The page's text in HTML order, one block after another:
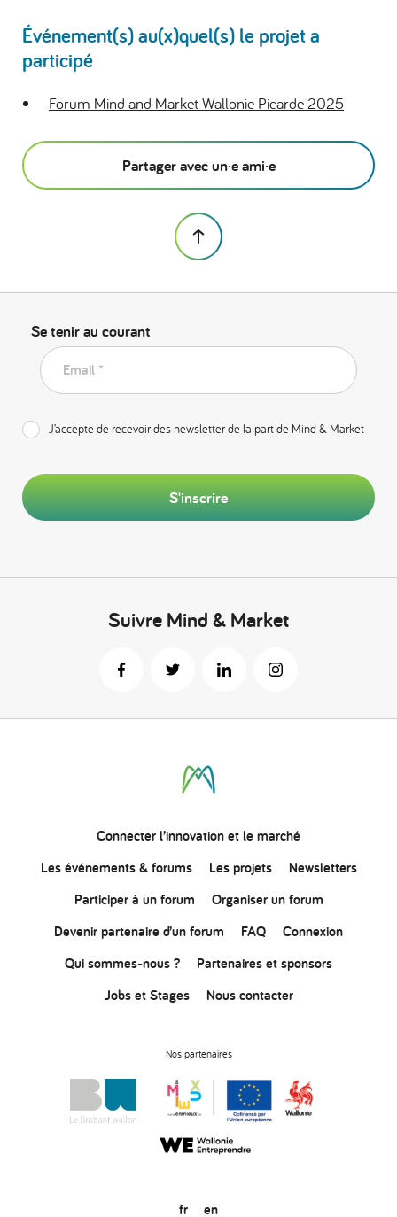
Événement(s) au(x)quel(s) le projet a
participé
Forum Mind and Market Wallonie Picarde 2025
Partager avec un·e ami·e
Se tenir au courant
Email *
J’accepte de recevoir des newsletter de la part de Mind & Market
S'inscrire
Suivre Mind & Market
Connecterl’innovationet le marché
Les événements & forums
Les projets
Newsletters
Participer à un forum
Organiser un forum
Devenir partenaire d’un forum
FAQ
Connexion
Qui sommes-nous ?
Partenaires et sponsors
Jobs et Stages
Nous contacter
Nos partenaires
fr en